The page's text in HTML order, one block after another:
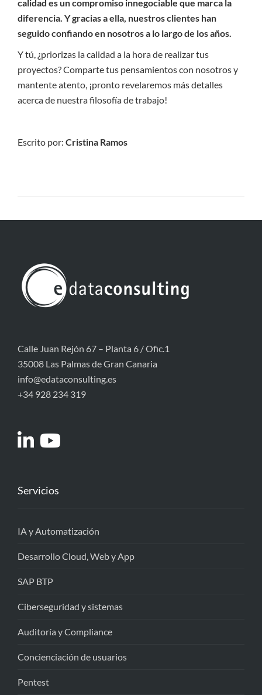
calidad es un compromiso innegociable que marca la
diferencia. Y gracias a ella, nuestros clientes han
seguido confiando en nosotros a lo largo de los años.
Y tú, ¿priorizas la calidad a la hora de realizar tus
proyectos? Comparte tus pensamientos con nosotros y
mantente atento, ¡pronto revelaremos más detalles
acerca de nuestra filosofía de trabajo!
Escrito por: Cristina Ramos
Calle Juan Rejón 67 – Planta 6 / Ofic.1
35008 Las Palmas de Gran Canaria
info@edataconsulting.es
+34 928 234 319
Servicios
IA y Automatización
Desarrollo Cloud, Web y App
SAP BTP
Ciberseguridad y sistemas
Auditoría y Compliance
Concienciación de usuarios
Pentest